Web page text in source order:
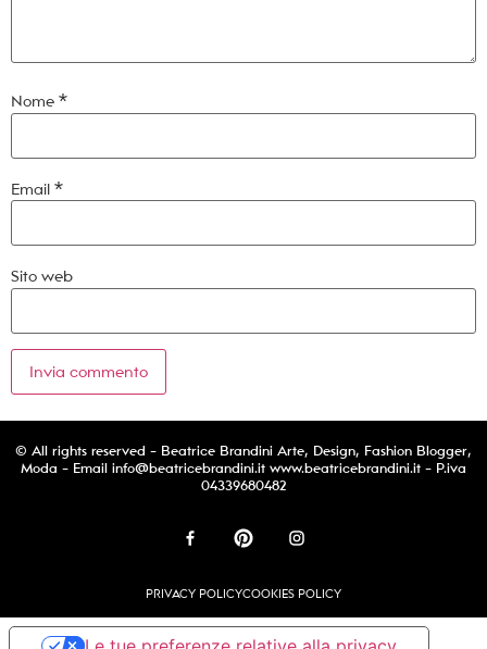
Nome *
Email *
Sito web
© All rights reserved - Beatrice Brandini Arte, Design, Fashion Blogger,
Moda - Email info@beatricebrandini.it www.beatricebrandini.it - P.iva
04339680482
PRIVACY POLICYCOOKIES POLICY